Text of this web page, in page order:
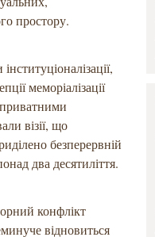
простору.
меморіалізації
візії, що
безперервній
два десятиліття.
конфлікт
відновиться